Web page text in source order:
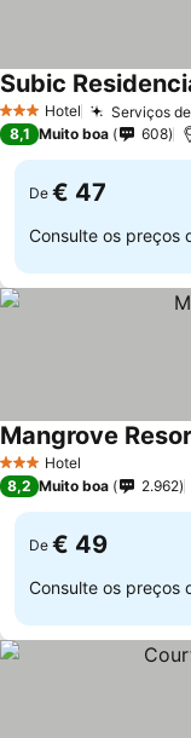
3 EstrelasHotel Serviços
Subic
8,1 Muito boa 608
De € 47
Consulte os preços
3 EstrelasHotel
Mangrove
8,2 Muito boa 2.962
De € 49
Consulte os preços